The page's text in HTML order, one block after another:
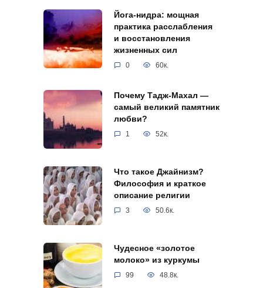
Йога-нидра: мощная
практика расслабления
и восстановления
жизненных сил
0 60к.
Почему Тадж-Махал —
самый великий памятник
любви?
1 52к.
Что такое Джайнизм?
Философия и краткое
описание религии
3 50.6к.
Чудесное «золотое
молоко» из куркумы
99 48.8к.